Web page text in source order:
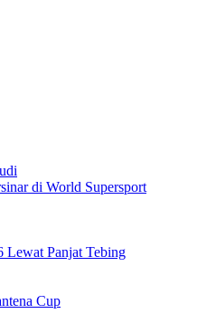
di World Supersport
Lewat Panjat Tebing
Cup